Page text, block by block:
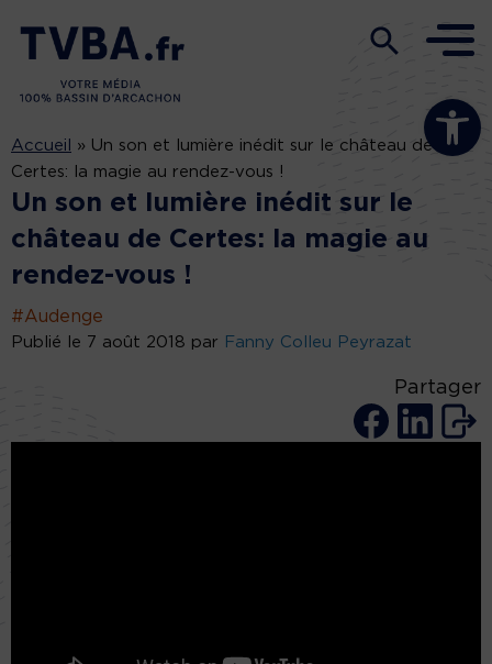
Ouvrir la
Accueil » Un son et lumière inédit sur le château de
Certes: la magie au rendez-vous !
Un son et lumière inédit sur le
château de Certes: la magie au
rendez-vous !
#Audenge
Publié le 7 août 2018 par Fanny Colleu Peyrazat
Partager